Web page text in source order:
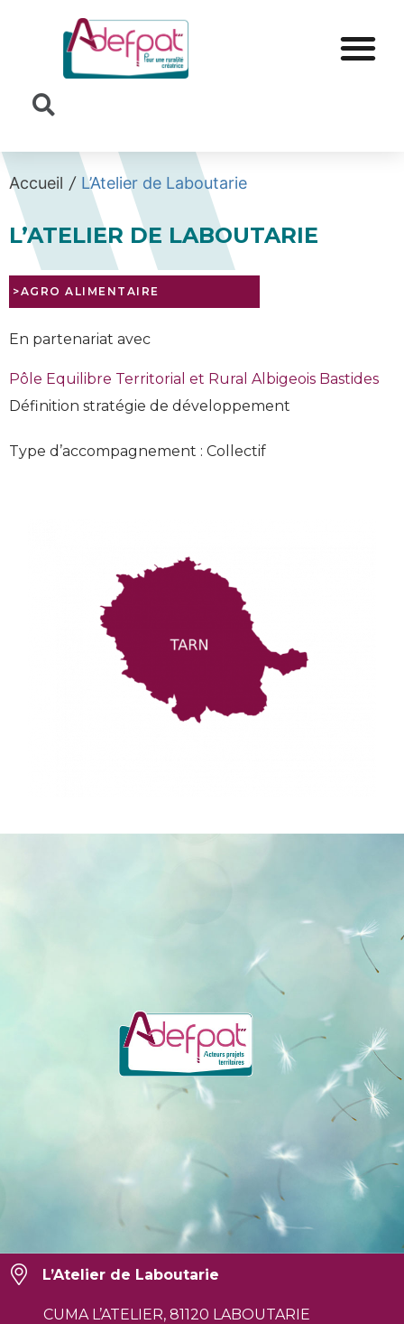
Accueil / L’Atelier de Laboutarie
L’ATELIER DE LABOUTARIE
>AGRO ALIMENTAIRE
En partenariat avec
Pôle Equilibre Territorial et Rural Albigeois Bastides
Définition stratégie de développement
Type d’accompagnement : Collectif
L’Atelier de Laboutarie
CUMA L’ATELIER, 81120 LABOUTARIE